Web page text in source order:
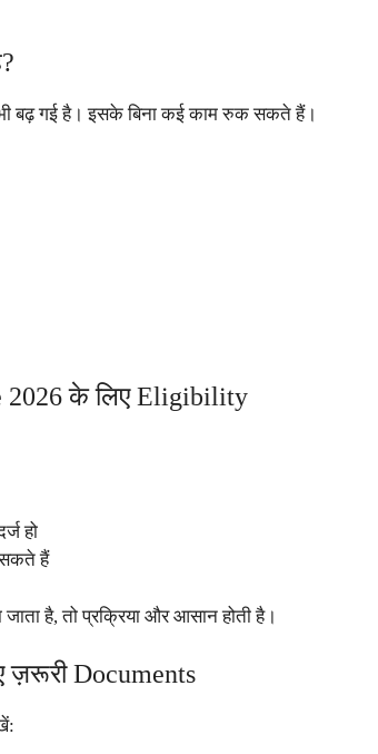
बढ़ गई है। इसके बिना कई काम रुक सकते हैं।
2026 के लिए Eligibility
हो
सकते हैं
है, तो प्रक्रिया और आसान होती है।
Documents